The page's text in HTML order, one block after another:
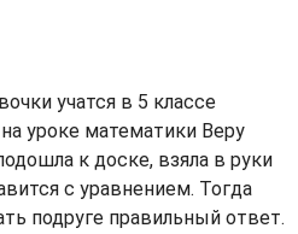
учатся в 5 классе
уроке математики Веру
к доске, взяла в руки
с уравнением. Тогда
подруге правильный ответ.